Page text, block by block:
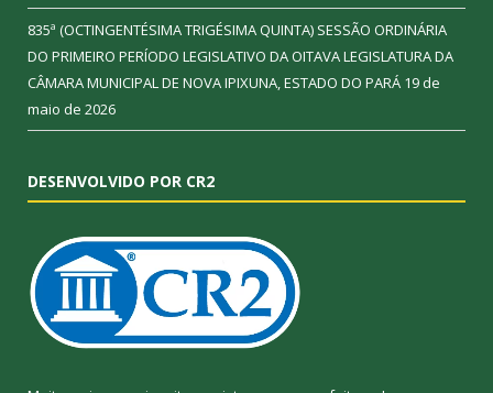
835ª (OCTINGENTÉSIMA TRIGÉSIMA QUINTA) SESSÃO ORDINÁRIA
DO PRIMEIRO PERÍODO LEGISLATIVO DA OITAVA LEGISLATURA DA
CÂMARA MUNICIPAL DE NOVA IPIXUNA, ESTADO DO PARÁ 19 de
maio de 2026
DESENVOLVIDO POR CR2